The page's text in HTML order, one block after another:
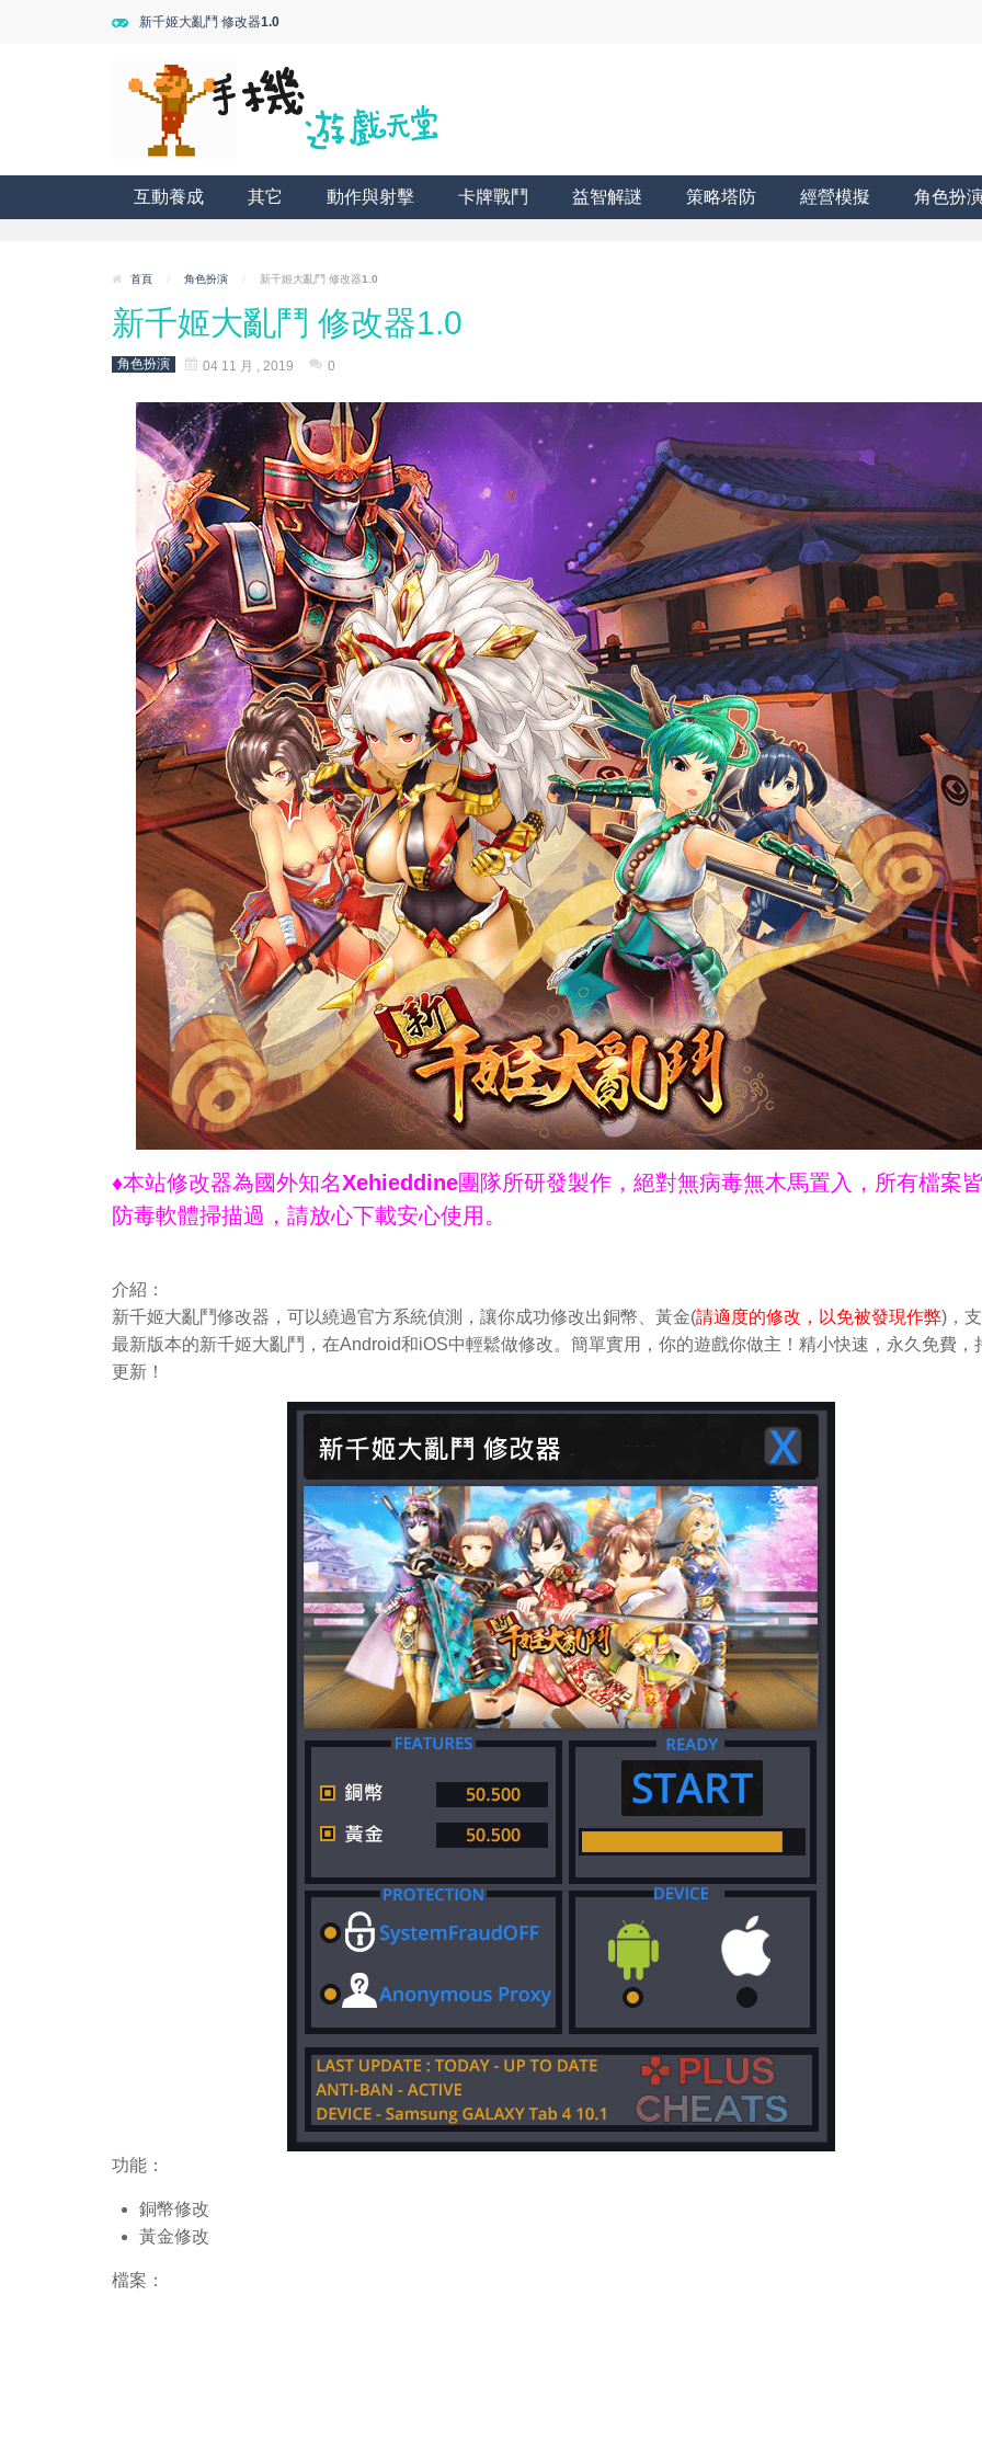
新千姬大亂鬥 修改器1.0
互動養成 其它 動作與射擊 卡牌戰鬥 益智解謎 策略塔防 經營模擬 角色扮
首頁 / 角色扮演 / 新千姬大亂鬥 修改器1.0
新千姬大亂鬥 修改器1.0
角色扮演 04 11 月 , 2019 0
♦本站修改器為國外知名Xehieddine團隊所研發製作，絕對無病毒無木馬置入，所有檔案
防毒軟體掃描過，請放心下載安心使用。
介紹：
新千姬大亂鬥修改器，可以繞過官方系統偵測，讓你成功修改出銅幣、黃金(請適度的修改，以免被發現作弊)，
最新版本的新千姬大亂鬥，在Android和iOS中輕鬆做修改。簡單實用，你的遊戲你做主！精小快速，永久免費，
更新！
功能：
銅幣修改
黃金修改
檔案：